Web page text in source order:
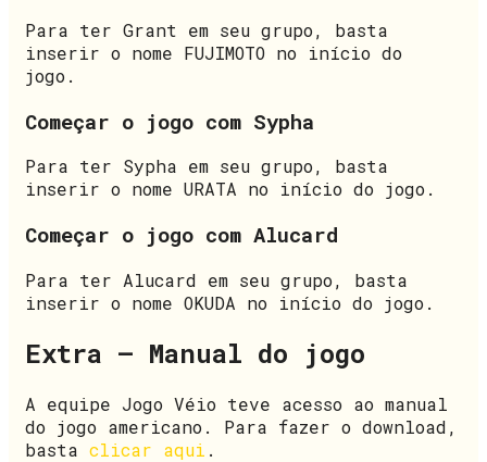
Para ter Grant em seu grupo, basta
inserir o nome FUJIMOTO no início do
jogo.
Começar o jogo com Sypha
Para ter Sypha em seu grupo, basta
inserir o nome URATA no início do jogo.
Começar o jogo com Alucard
Para ter Alucard em seu grupo, basta
inserir o nome OKUDA no início do jogo.
Extra – Manual do jogo
A equipe Jogo Véio teve acesso ao manual
do jogo americano. Para fazer o download,
basta clicar aqui .